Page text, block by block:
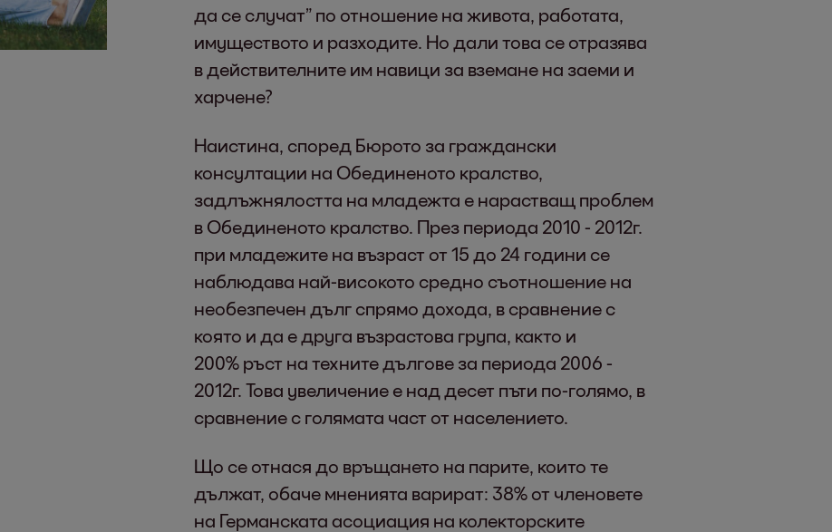
да се случат” по отношение на живота, работата,
имуществото и разходите. Но дали това се отразява
в действителните им навици за вземане на заеми и
харчене?
Наистина, според Бюрото за граждански
консултации на Обединеното кралство,
задлъжнялостта на младежта е нарастващ проблем
в Обединеното кралство. През периода 2010 - 2012г.
при младежите на възраст от 15 до 24 години се
наблюдава най-високото средно съотношение на
необезпечен дълг спрямо дохода, в сравнение с
която и да е друга възрастова група, както и
200% ръст на техните дългове за периода 2006 -
2012г. Това увеличение е над десет пъти по-голямо, в
сравнение с голямата част от населението.
Що се отнася до връщането на парите, които те
дължат, обаче мненията варират: 38% от членовете
на Германската асоциация на колекторските